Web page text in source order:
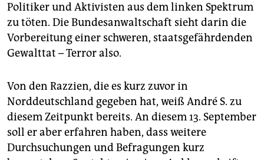
Politiker und Aktivisten aus dem linken Spektrum
zu töten. Die Bundesanwaltschaft sieht darin die
Vorbereitung einer schweren, staatsgefährdenden
Gewalttat – Terror also.
Von den Razzien, die es kurz zuvor in
Norddeutschland gegeben hat, weiß André S. zu
diesem Zeitpunkt bereits. An diesem 13. September
soll er aber erfahren haben, dass weitere
Durchsuchungen und Befragungen kurz